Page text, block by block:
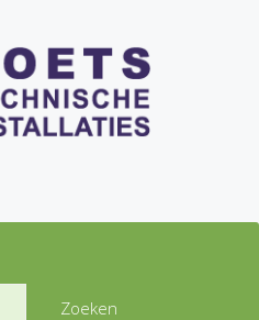
Zoeken